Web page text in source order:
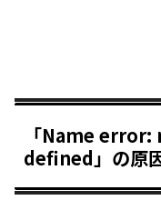
「Name
defined」の原